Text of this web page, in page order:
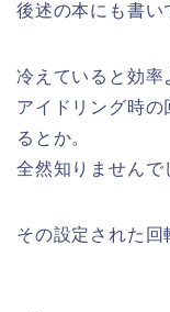
後述の本にも書い
冷えていると効率
アイドリング時の
るとか。
全然知りませんで
その設定された回